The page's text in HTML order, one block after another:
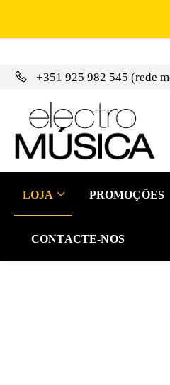
+351 925 982 545 (rede
LOJA PROMOÇÕES
CONTACTE-NOS